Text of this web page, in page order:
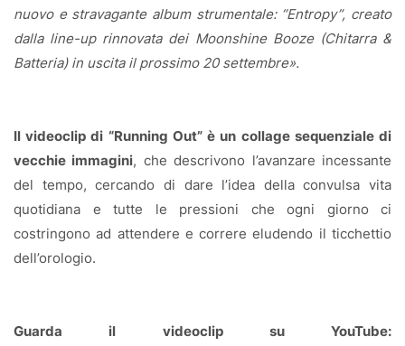
nuovo e stravagante album strumentale: “Entropy”, creato
dalla line-up rinnovata dei Moonshine Booze (Chitarra &
Batteria) in uscita il prossimo 20 settembre».
Il videoclip di “Running Out” è un collage sequenziale di
vecchie immagini, che descrivono l’avanzare incessante
del tempo, cercando di dare l’idea della convulsa vita
quotidiana e tutte le pressioni che ogni giorno ci
costringono ad attendere e correre eludendo il ticchettio
dell’orologio.
Guarda il videoclip su YouTube: